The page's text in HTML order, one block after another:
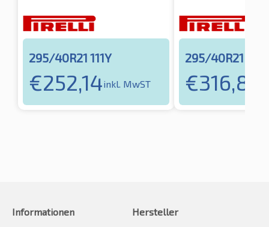
295/40R21 111Y
€252,14inkl. MwST
295/40R21 111V
€316,83
Informationen
Hersteller